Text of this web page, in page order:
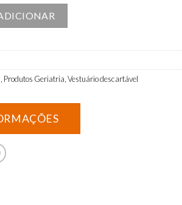
Produtos Geriatria Vestuário descartável